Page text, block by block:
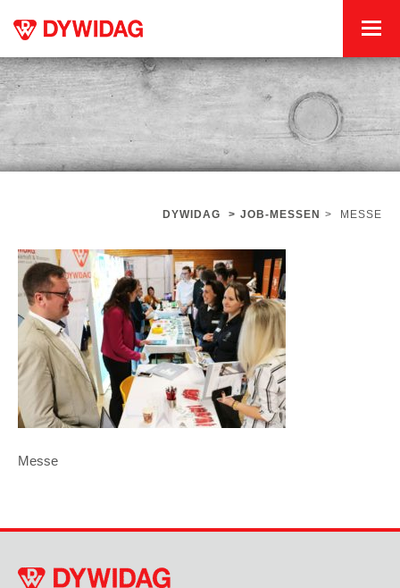
DYWIDAG > JOB-MESSEN > MESSE
Messe